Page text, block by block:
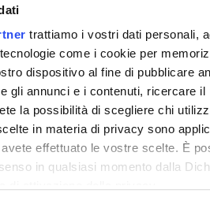
trattiamo i vostri dati personali,
come i cookie per
dispositivo al fine di pubblicare
gli annunci e i contenuti, ricercare il
la possibilità di scegliere chi
in materia di privacy sono
effettuato le vostre scelte. È
in qualsiasi momento dalla
la propria preparazione non sia
scritta. Le modalità d'esame non
e non frequentanti.
con disabilità o disturbi
(DSA), che intendano
della prova d'esame, devono
riportateQUI